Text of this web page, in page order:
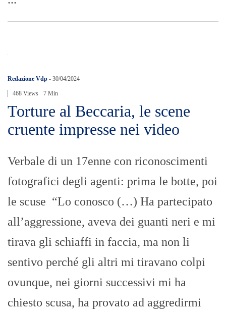
Redazione Vdp - 30/04/2024
468 Views 7 Min
Torture al Beccaria, le scene
cruente impresse nei video
Verbale di un 17enne con riconoscimenti
fotografici degli agenti: prima le botte, poi
le scuse “Lo conosco (…) Ha partecipato
all’aggressione, aveva dei guanti neri e mi
tirava gli schiaffi in faccia, ma non li
sentivo perché gli altri mi tiravano colpi
ovunque, nei giorni successivi mi ha
chiesto scusa, ha provato ad aggredirmi